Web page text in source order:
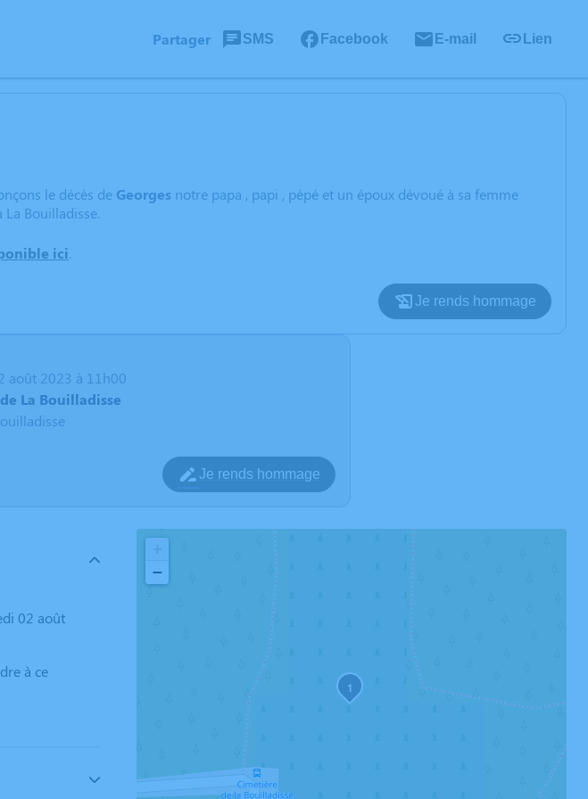
Partager SMS Facebook E-mail Lien
le décès de Georges notre papa , papi , pépé et un époux dévoué à sa femme
Bouilladisse.
ici.
Je rends hommage
août 2023 à 11h00
La Bouilladisse
Je rends hommage
1
−